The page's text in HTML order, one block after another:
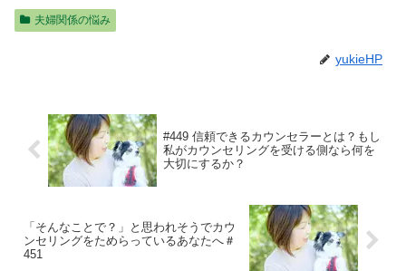
夫婦関係の悩み
yukieHP
#449 信頼できるカウンセラーとは？もし
私がカウンセリングを受ける側なら何を
大切にするか？
「そんなことで？」と思われそうでカウ
ンセリングをためらっているあなたへ＃
451